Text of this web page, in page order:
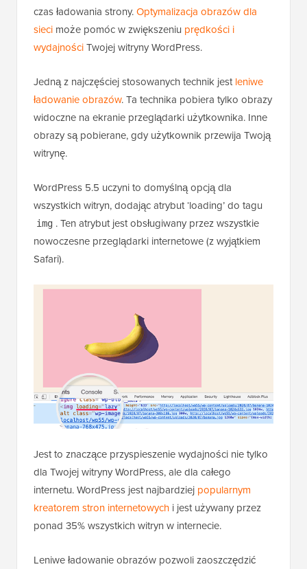
czas ładowania strony.Optymalizacja obrazów dla
sieci może pomóc w zwiększeniu prędkości i
wydajnościTwojej witryny WordPress.
Jedną z najczęściej stosowanych technik jestleniwe
ładowanie obrazów. Ta technika pobiera tylko obrazy
widoczne na ekranie przeglądarki użytkownika. Inne
obrazy są pobierane, gdy użytkownik przewija Twoją
witrynę.
WordPress 5.5 uczyni to domyślną opcją dla
wszystkich witryn, dodając atrybut ‘loading’ do tagu
img . Ten atrybut jest obsługiwany przez wszystkie
nowoczesne przeglądarki internetowe (z wyjątkiem
Safari).
Jest to znaczące przyspieszenie wydajności nie tylko
dla Twojej witryny WordPress, ale dla całego
internetu. WordPress jest najbardziej popularnym
kreatorem stron internetowych i jest używany przez
ponad 35% wszystkich witryn w internecie.
Leniwe ładowanie obrazów pozwoli zaoszczędzić